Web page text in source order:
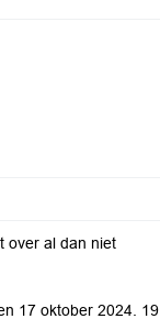
over al dan niet
17 oktober 2024. 19